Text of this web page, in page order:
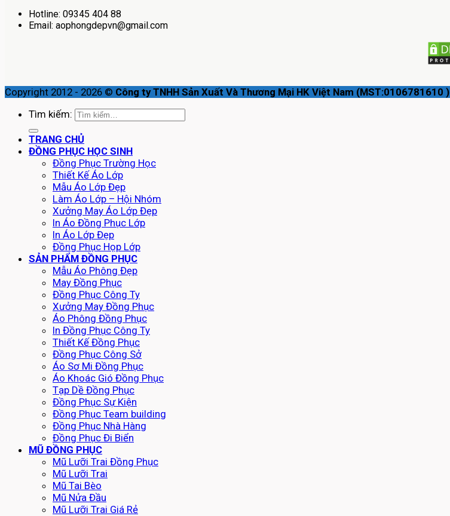
Hotline: 09345 404 88
Email: aophongdepvn@gmail.com
Copyright 2012 - 2026 © Công ty TNHH Sản Xuất Và Thương Mại HK Việt Nam (MST:0106781610 )
Tìm kiếm:
TRANG CHỦ
ĐỒNG PHỤC HỌC SINH
Đồng Phục Trường Học
Thiết Kế Áo Lớp
Mẫu Áo Lớp Đẹp
Làm Áo Lớp – Hội Nhóm
Xưởng May Áo Lớp Đẹp
In Áo Đồng Phục Lớp
In Áo Lớp Đẹp
Đồng Phục Họp Lớp
SẢN PHẨM ĐỒNG PHỤC
Mẫu Áo Phông Đẹp
May Đồng Phục
Đồng Phục Công Ty
Xưởng May Đồng Phục
Áo Phông Đồng Phục
In Đồng Phục Công Ty
Thiết Kế Đồng Phục
Đồng Phục Công Sở
Áo Sơ Mi Đồng Phục
Áo Khoác Gió Đồng Phục
Tạp Dề Đồng Phục
Đồng Phục Sự Kiện
Đồng Phục Team building
Đồng Phục Nhà Hàng
Đồng Phục Đi Biển
MŨ ĐỒNG PHỤC
Mũ Lưỡi Trai Đồng Phục
Mũ Lưỡi Trai
Mũ Tai Bèo
Mũ Nửa Đầu
Mũ Lưỡi Trai Giá Rẻ